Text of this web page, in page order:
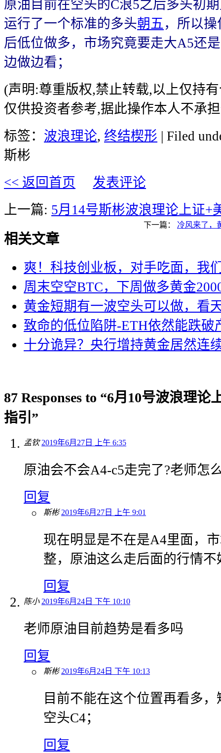
原油目前在空头的C浪5之后多头初
运行了一个标准的多头朝五 ，所以
后低位做多，市场究竟要走大A5还
边做边看；
(声明:尊重版权,禁止转载,以上仅持
仅供投资者参考,据此操作本人不承
标签： 波浪理论, 终结楔形 | Filed
斯彬
<< 返回首页
发表评论
上一篇: 5月14号斯彬波浪理论上证+
下一篇： 冷风来了，
相关文章
爽！科技创业板，对手吃面，我
周末空空BTC，下周做多黄金
黄金短期有一波空头可以做，看
致命的低位陷阱-ETH依然能跌破
十分诡异？央行增持黄金居然连
87 Responses to “6月10号波浪理
指引”
孟钦 2019年6月27日 上午 6:35
原油会不会A4-c5走完了?老师怎
回复
斯彬 2019年6月27日 上午 9:01
现在明显是不在是A4里面，
整，原油这么走后面的行情不
回复
陈小 2019年6月24日 下午 10:10
老师原油目前趋势是看多吗
回复
斯彬 2019年6月24日 下午 10:13
目前不能在这个位置再看多
空头C4；
回复